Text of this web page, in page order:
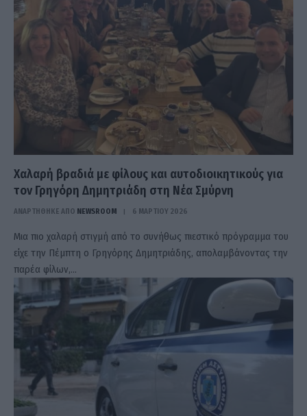
Χαλαρή βραδιά με φίλους και αυτοδιοικητικούς για
τον Γρηγόρη Δημητριάδη στη Νέα Σμύρνη
ΑΝΑΡΤΗΘΗΚΕ ΑΠΟ NEWSROOM 6 ΜΑΡΤΊΟΥ 2026
Μια πιο χαλαρή στιγμή από το συνήθως πιεστικό πρόγραμμα του
είχε την Πέμπτη ο Γρηγόρης Δημητριάδης, απολαμβάνοντας την
παρέα φίλων,…